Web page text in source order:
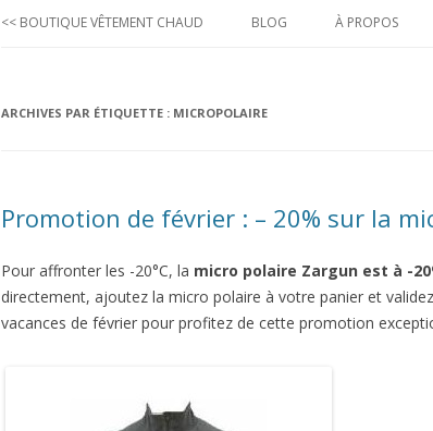
<< BOUTIQUE VÊTEMENT CHAUD BLOG À PROPOS
ARCHIVES PAR ÉTIQUETTE : MICROPOLAIRE
Promotion de février : – 20% sur la
Pour affronter les -20°C, la micro polaire Zargun est à -
directement, ajoutez la micro polaire à votre panier et
vacances de février pour profitez de cette promotion